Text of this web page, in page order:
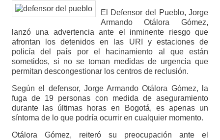
El Defensor del Pueblo, Jorge
Armando Otálora Gómez,
lanzó una advertencia ante el inminente riesgo que
afrontan los detenidos en las URI y estaciones de
policía del país por el hacinamiento al que están
sometidos, si no se toman medidas de urgencia que
permitan descongestionar los centros de reclusión.
Según el defensor, Jorge Armando Otálora Gómez, la
fuga de 19 personas con medida de aseguramiento
durante las últimas horas en Bogotá, es apenas un
síntoma de lo que podría ocurrir en cualquier momento.
Otálora Gómez, reiteró su preocupación ante el